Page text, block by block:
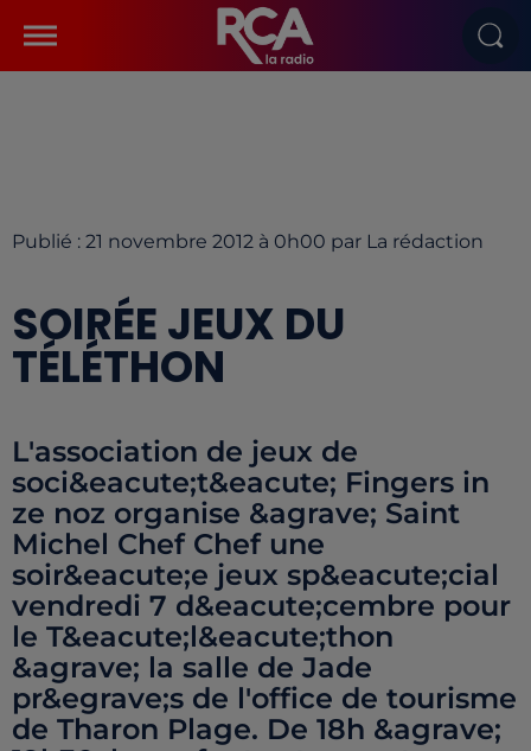
Publié : 21 novembre 2012 à 0h00 par La rédaction
SOIRÉE JEUX DU
TÉLÉTHON
L'association de jeux de
soci&eacute;t&eacute; Fingers in
ze noz organise &agrave; Saint
Michel Chef Chef une
soir&eacute;e jeux sp&eacute;cial
vendredi 7 d&eacute;cembre pour
le T&eacute;l&eacute;thon
&agrave; la salle de Jade
pr&egrave;s de l'office de tourisme
de Tharon Plage. De 18h &agrave;